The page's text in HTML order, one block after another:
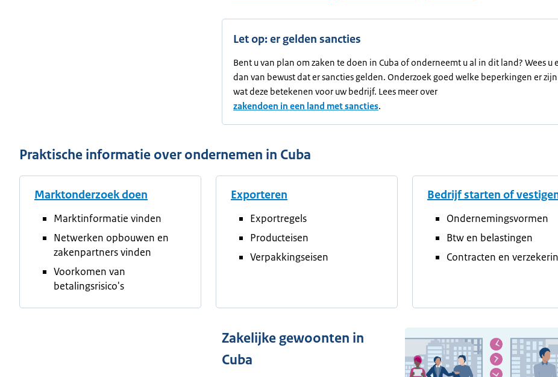
Let op: er gelden sancties
Bent u van plan om zaken te doen in Cuba of onderneemt u al in dit land? Wees u
dan van bewust dat er sancties gelden. Onderzoek goed welke beperkingen er
wat deze betekenen voor uw bedrijf. Lees meer over
zakendoen in een land met sancties.
Praktische informatie over ondernemen in Cuba
Marktonderzoek doen
Marktinformatie vinden
Netwerken opbouwen en
zakenpartners vinden
Voorkomen van
betalingsrisico's
Exporteren
Exportregels
Producteisen
Verpakkingseisen
Bedrijf starten of
Ondernemingsvormen
Btw en belastingen
Contracten en
Zakelijke gewoonten in
Cuba